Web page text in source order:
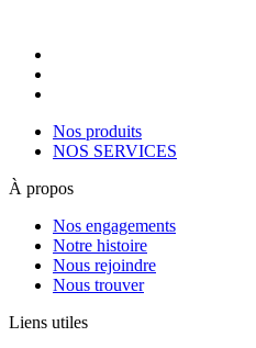
Nos produits
NOS SERVICES
À propos
Nos engagements
Notre histoire
Nous rejoindre
Nous trouver
Liens utiles